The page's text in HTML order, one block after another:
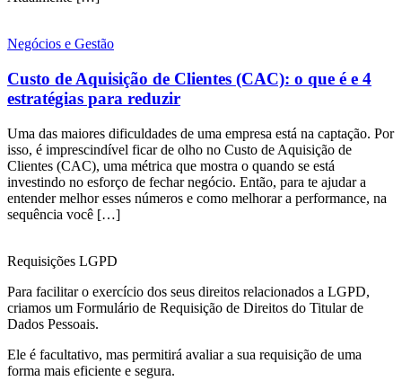
Negócios e Gestão
Custo de Aquisição de Clientes (CAC): o que é e 4
estratégias para reduzir
Uma das maiores dificuldades de uma empresa está na captação. Por
isso, é imprescindível ficar de olho no Custo de Aquisição de
Clientes (CAC), uma métrica que mostra o quando se está
investindo no esforço de fechar negócio. Então, para te ajudar a
entender melhor esses números e como melhorar a performance, na
sequência você […]
Requisições LGPD
Para facilitar o exercício dos seus direitos relacionados a LGPD,
criamos um Formulário de Requisição de Direitos do Titular de
Dados Pessoais.
Ele é facultativo, mas permitirá avaliar a sua requisição de uma
forma mais eficiente e segura.